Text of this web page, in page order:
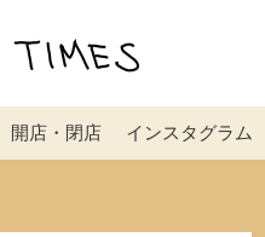
開店・閉店 インスタグラム